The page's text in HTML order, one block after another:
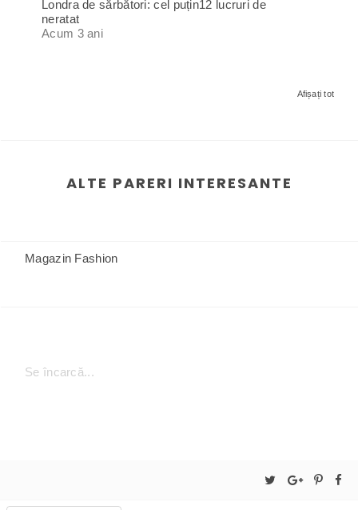
Londra de sărbători: cel puțin12 lucruri de
neratat
Acum 3 ani
Afișați tot
ALTE PARERI INTERESANTE
Magazin Fashion
Se încarcă...